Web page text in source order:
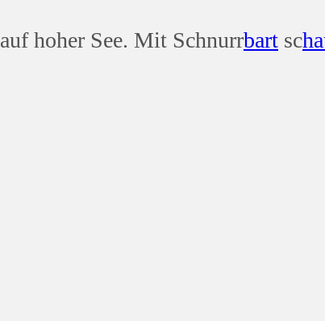
auf hoher See. Mit Schnurrbart sc